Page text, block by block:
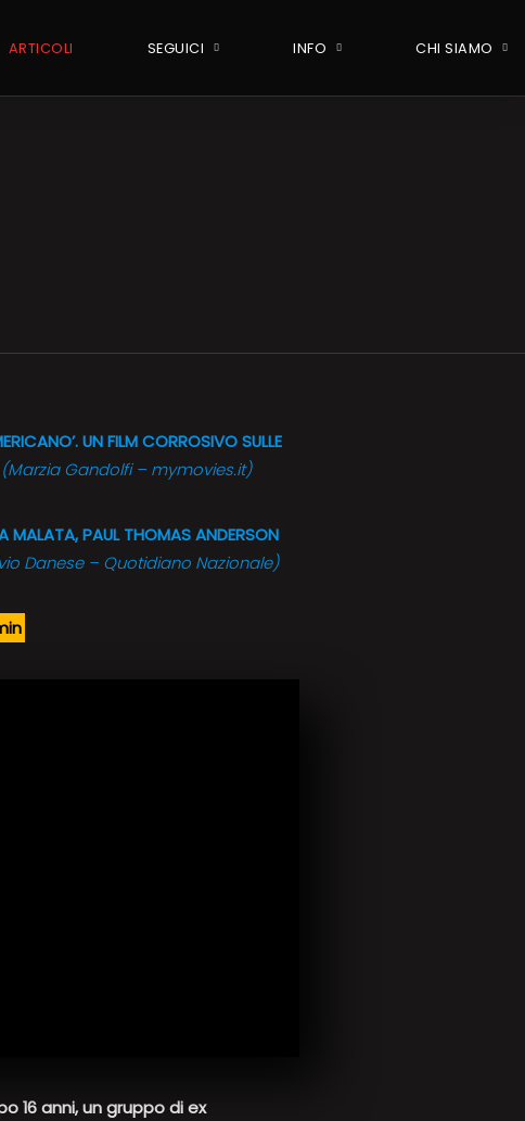
ARTICOLI SEGUICI INFO CHI SIAMO
UN FILM CORROSIVO SULLE
(Marzia Gandolfi – mymovies.it)
MALATA, PAUL THOMAS ANDERSON
Danese – Quotidiano Nazionale)
16 anni, un gruppo di ex